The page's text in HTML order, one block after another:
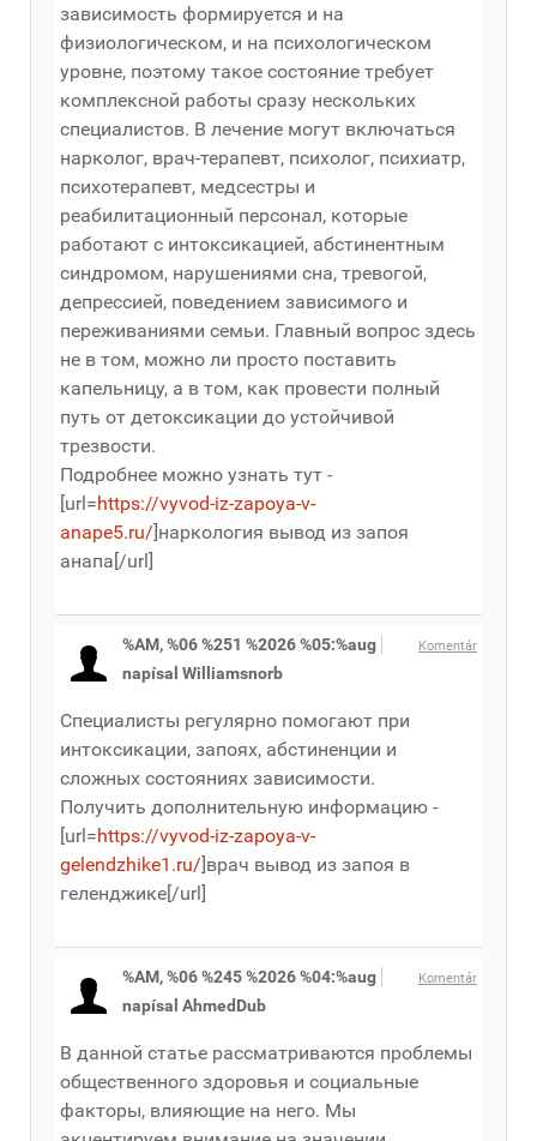
зависимость формируется и на
физиологическом, и на психологическом
уровне, поэтому такое состояние требует
комплексной работы сразу нескольких
специалистов. В лечение могут включаться
нарколог, врач-терапевт, психолог, психиатр,
психотерапевт, медсестры и
реабилитационный персонал, которые
работают с интоксикацией, абстинентным
синдромом, нарушениями сна, тревогой,
депрессией, поведением зависимого и
переживаниями семьи. Главный вопрос здесь
не в том, можно ли просто поставить
капельницу, а в том, как провести полный
путь от детоксикации до устойчивой
трезвости.
Подробнее можно узнать тут -
[url=https://vyvod-iz-zapoya-v-
anape5.ru/]наркология вывод из запоя
анапа[/url]
Komentár
%AM, %06 %251 %2026 %05:%aug
napísal Williamsnorb
Специалисты регулярно помогают при
интоксикации, запоях, абстиненции и
сложных состояниях зависимости.
Получить дополнительную информацию -
[url=https://vyvod-iz-zapoya-v-
gelendzhike1.ru/]врач вывод из запоя в
геленджике[/url]
Komentár
%AM, %06 %245 %2026 %04:%aug
napísal AhmedDub
В данной статье рассматриваются проблемы
общественного здоровья и социальные
факторы, влияющие на него. Мы